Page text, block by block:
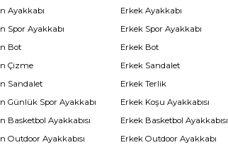
Ayakkabı
Spor Ayakkabı
Bot
Çizme
Sandalet
Günlük Spor Ayakkabı
Basketbol Ayakkabısı
Outdoor Ayakkabısı
Erkek Ayakkabı
Erkek Spor Ayakkabı
Erkek Bot
Erkek Sandalet
Erkek Terlik
Erkek Koşu Ayakkabısı
Erkek Basketbol Ayakkabısı
Erkek Outdoor Ayakkabı